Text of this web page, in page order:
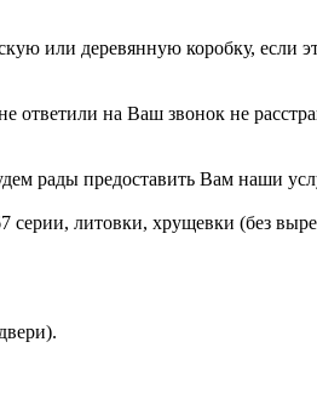
или деревянную коробку, если
на Ваш звонок не
рады предоставить Вам наши
серии, литовки, хрущевки (без